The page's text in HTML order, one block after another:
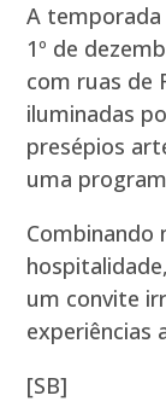
A
1º de
com ruas de
iluminadas
presépios
uma
Combinando
um convite
experiências
[SB]